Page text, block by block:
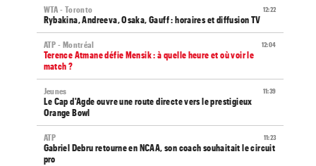
12:22
WTA - Toronto
Rybakina, Andreeva, Osaka, Gauff : horaires et diffusion TV
12:04
ATP - Montréal
Terence Atmane défie Mensik : à quelle heure et où voir le
match ?
11:39
Jeunes
Le Cap d'Agde ouvre une route directe vers le prestigieux
Orange Bowl
11:23
ATP
Gabriel Debru retourne en NCAA, son coach souhaitait le circuit
pro